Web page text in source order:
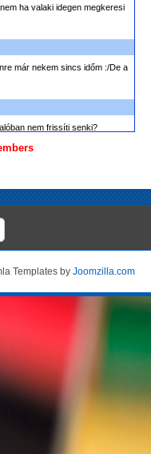
ha valaki idegen megkeresi
már nekem sincs időm :/De a
nem frissíti senki?
Templates by Joomzilla.com